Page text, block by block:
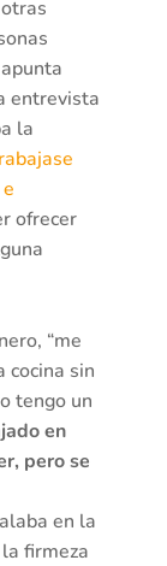
entrevista
la
ofrecer
“me
cocina sin
tengo un
en
pero se
en la
firmeza